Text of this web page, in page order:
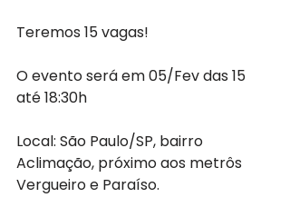
Teremos 15 vagas!
O evento será em 05/Fev das 15
até 18:30h
Local: São Paulo/SP, bairro
Aclimação, próximo aos metrôs
Vergueiro e Paraíso.